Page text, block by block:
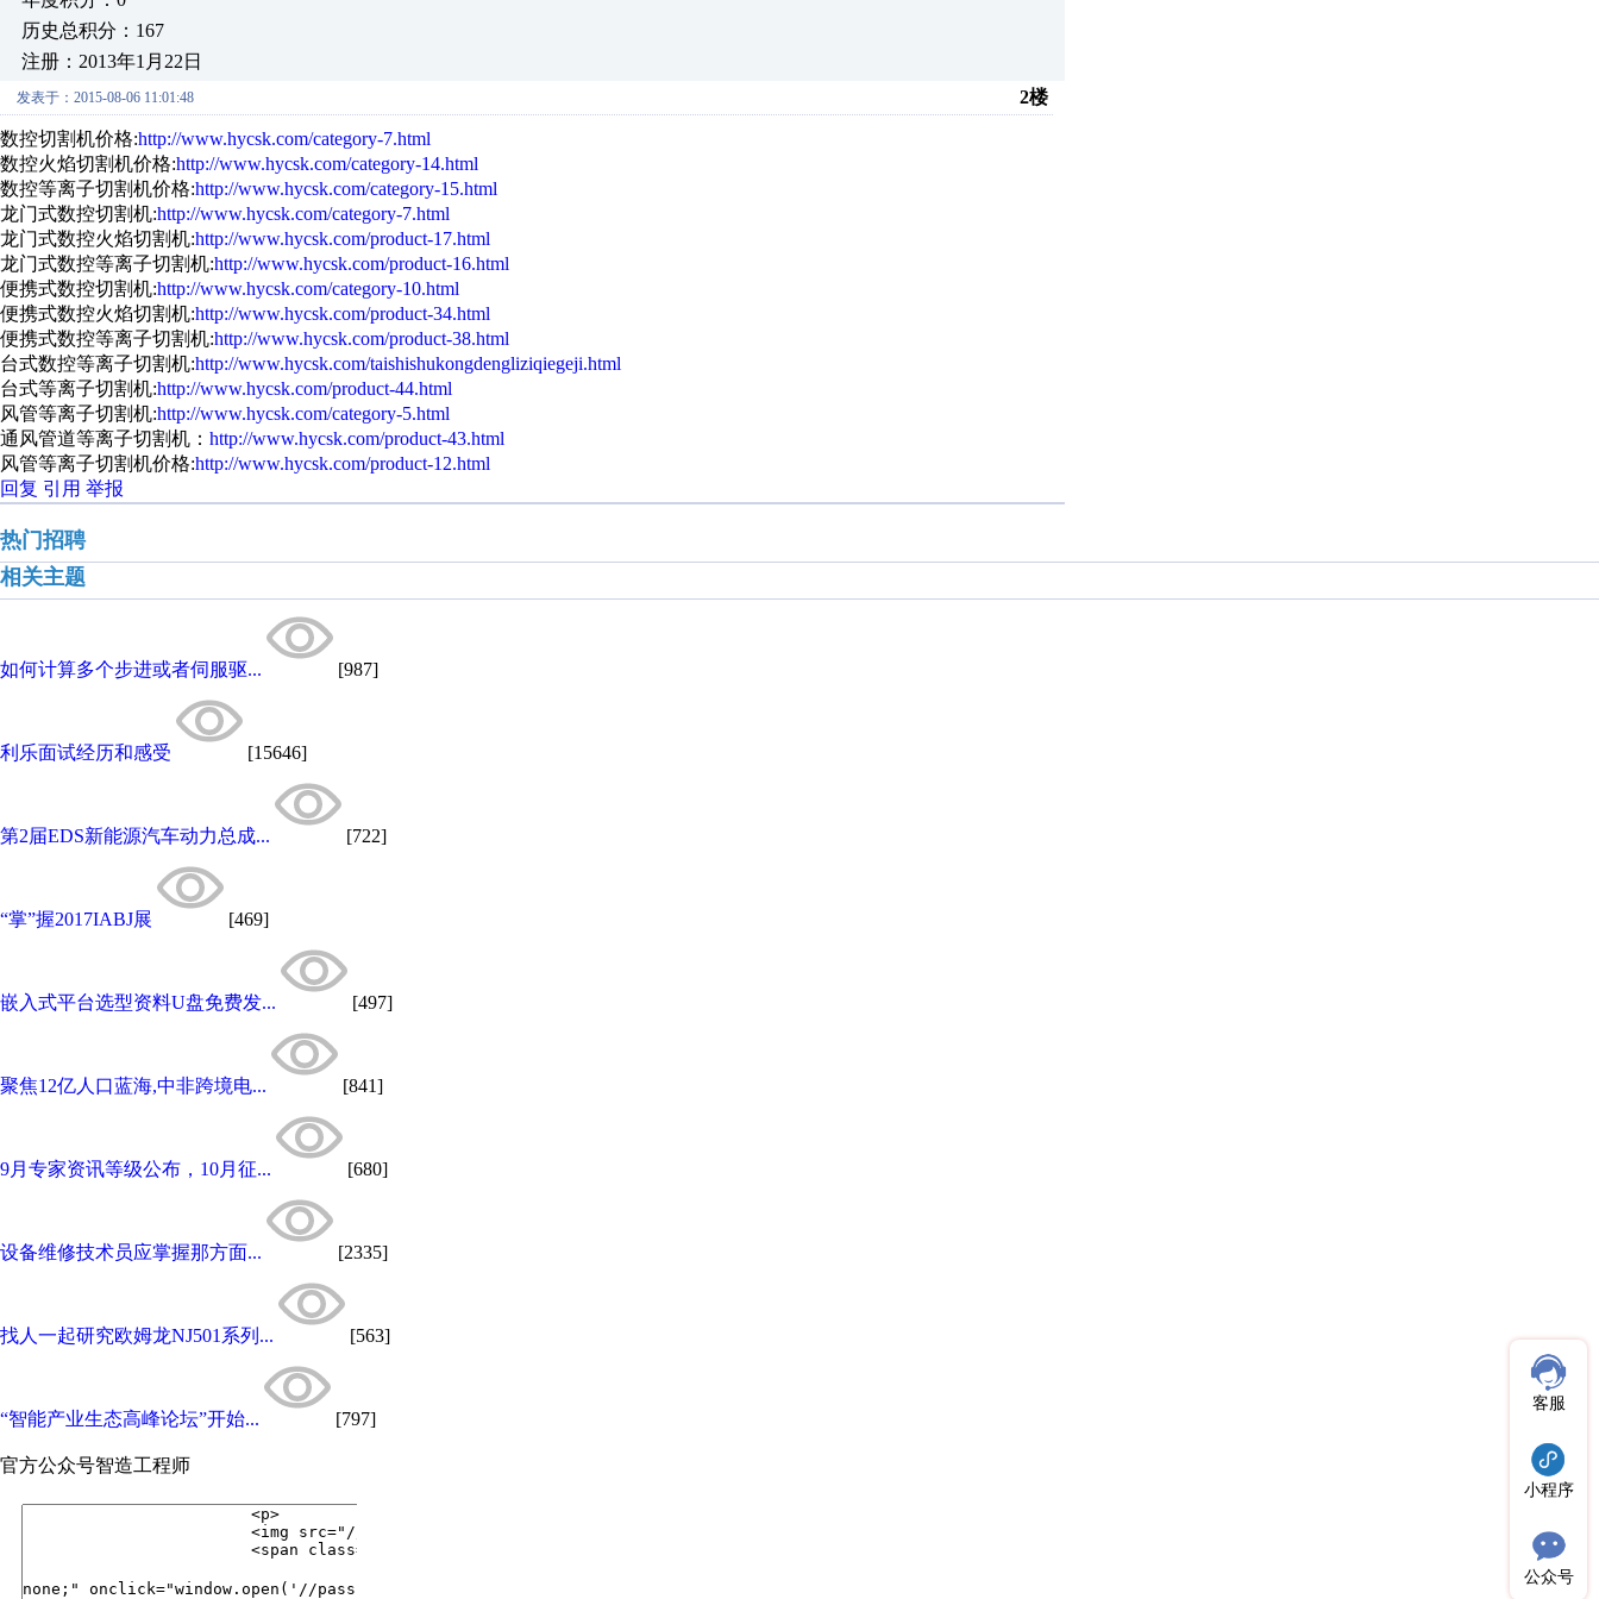
历史总积分：167
注册：2013年1月22日
发表于：2015-08-06 11:01:48 2楼
数控切割机价格:http://www.hycsk.com/category-7.html
数控火焰切割机价格:http://www.hycsk.com/category-14.html
数控等离子切割机价格:http://www.hycsk.com/category-15.html
龙门式数控切割机:http://www.hycsk.com/category-7.html
龙门式数控火焰切割机:http://www.hycsk.com/product-17.html
龙门式数控等离子切割机:http://www.hycsk.com/product-16.html
便携式数控切割机:http://www.hycsk.com/category-10.html
便携式数控火焰切割机:http://www.hycsk.com/product-34.html
便携式数控等离子切割机:http://www.hycsk.com/product-38.html
台式数控等离子切割机:http://www.hycsk.com/taishishukongdengliziqiegeji.html
台式等离子切割机:http://www.hycsk.com/product-44.html
风管等离子切割机:http://www.hycsk.com/category-5.html
通风管道等离子切割机： http://www.hycsk.com/product-43.html
风管等离子切割机价格:http://www.hycsk.com/product-12.html
回复 引用 举报
热门招聘
相关主题
如何计算多个步进或者伺服驱... [987]
利乐面试经历和感受 [15646]
第2届EDS新能源汽车动力总成... [722]
“掌”握2017IABJ展 [469]
嵌入式平台选型资料U盘免费发... [497]
聚焦12亿人口蓝海,中非跨境电... [841]
9月专家资讯等级公布，10月征... [680]
设备维修技术员应掌握那方面... [2335]
找人一起研究欧姆龙NJ501系列... [563]
“智能产业生态高峰论坛”开始... [797]
官方公众号智造工程师
客服
小程序
公众号